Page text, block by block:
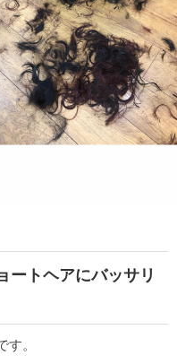
ートヘアにバッサリ
す。